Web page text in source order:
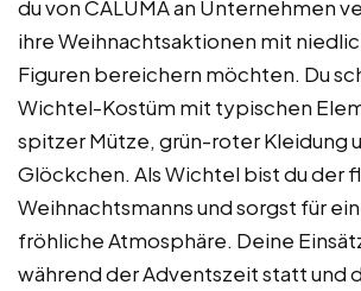
du von CALUMA an Unternehmen
ihre Weihnachtsaktionen mit
Figuren bereichern möchten. Du
Wichtel-Kostüm mit typischen
spitzer Mütze, grün-roter Kleidung
Glöckchen. Als Wichtel bist du der
Weihnachtsmanns und sorgst für
fröhliche Atmosphäre. Deine
während der Adventszeit statt und